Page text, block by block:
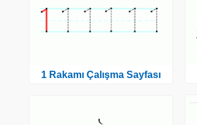
1 Rakamı Çalışma Sayfası